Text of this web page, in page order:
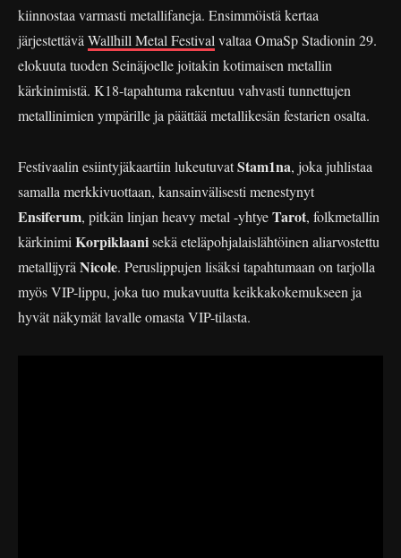
kiinnostaa varmasti metallifaneja. Ensimmöistä kertaa
järjestettävä Wallhill Metal Festival valtaa OmaSp Stadionin 29.
elokuuta tuoden Seinäjoelle joitakin kotimaisen metallin
kärkinimistä. K18-tapahtuma rakentuu vahvasti tunnettujen
metallinimien ympärille ja päättää metallikesän festarien osalta.
Festivaalin esiintyjäkaartiin lukeutuvatStam1na, joka juhlistaa
samalla merkkivuottaan, kansainvälisesti menestynyt
Ensiferum, pitkän linjan heavy metal -yhtyeTarot, folkmetallin
kärkinimi Korpiklaanisekä eteläpohjalaislähtöinen aliarvostettu
metallijyrä Nicole. Peruslippujen lisäksi tapahtumaan on tarjolla
myös VIP-lippu, joka tuo mukavuutta keikkakokemukseen ja
hyvät näkymät lavalle omasta VIP-tilasta.